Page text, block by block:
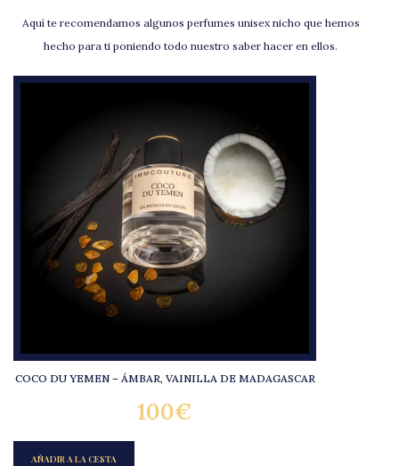
Aquí te recomendamos algunos perfumes unisex nicho que hemos
hecho para ti poniendo todo nuestro saber hacer en ellos.
COCO DU YEMEN – ÁMBAR, VAINILLA DE MADAGASCAR
100€
AÑADIR A LA CESTA